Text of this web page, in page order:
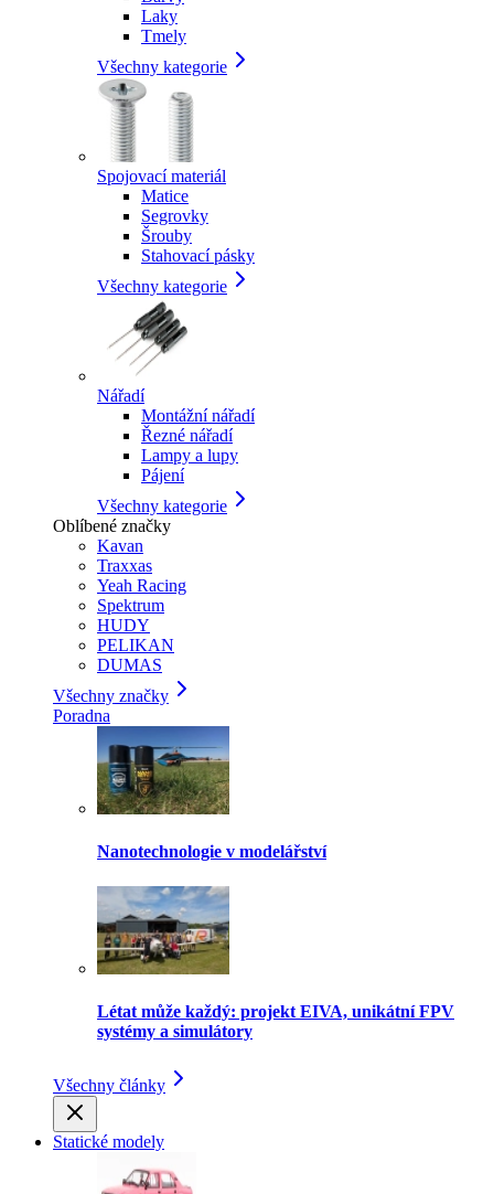
Laky
Tmely
Všechny kategorie
Spojovací materiál
Matice
Segrovky
Šrouby
Stahovací pásky
Všechny kategorie
Nářadí
Montážní nářadí
Řezné nářadí
Lampy a lupy
Pájení
Všechny kategorie
Oblíbené značky
Kavan
Traxxas
Yeah Racing
Spektrum
HUDY
PELIKAN
DUMAS
Všechny značky
Poradna
Nanotechnologie v modelářství
Létat může každý: projekt EIVA, unikátní FPV
systémy a simulátory
Všechny články
Statické modely